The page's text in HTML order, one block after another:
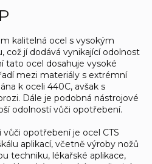
kalitelná ocel s vysokým
což jí dodává vynikající odolnost
tato ocel dosahuje vysoké
mezi materiály s extrémní
k oceli 440C, avšak s
Dále je podobná nástrojové
odolností vůči opotřebení.
opotřebení je ocel CTS
aplikací, včetně výroby nožů
techniku, lékařské aplikace,